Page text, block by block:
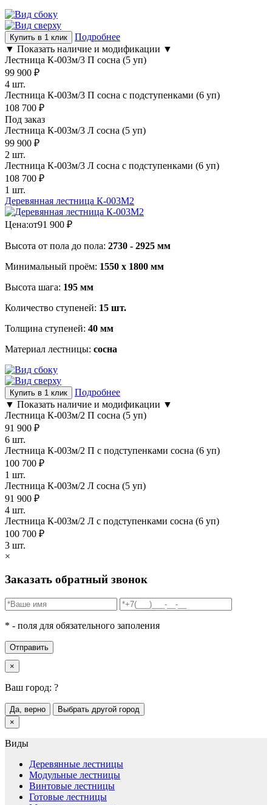
Купить в 1 клик
Подробнее
▼ Показать наличие и модификации ▼
Лестница К-003м/3 П сосна (5 уп)
99 900 ₽
4 шт.
Лестница К-003м/3 П сосна с подступенками (6 уп)
108 700 ₽
Под заказ
Лестница К-003м/3 Л сосна (5 уп)
99 900 ₽
2 шт.
Лестница К-003м/3 Л сосна с подступенками (6 уп)
108 700 ₽
1 шт.
Деревянная лестница К-003М2
Цена:от91 900 ₽
Высота от пола до пола: 2730 - 2925 мм
Минимальный проём: 1550 х 1800 мм
Высота шага: 195 мм
Количество ступеней: 15 шт.
Толщина ступеней: 40 мм
Материал лестницы: сосна
Купить в 1 клик
Подробнее
▼ Показать наличие и модификации ▼
Лестница К-003м/2 П сосна (5 уп)
91 900 ₽
6 шт.
Лестница К-003м/2 П с подступенками сосна (6 уп)
100 700 ₽
1 шт.
Лестница К-003м/2 Л сосна (5 уп)
91 900 ₽
4 шт.
Лестница К-003м/2 Л с подступенками сосна (6 уп)
100 700 ₽
3 шт.
×
Заказать обратный звонок
* - поля для обязательного заполения
Отправить
×
Ваш город: ?
Да, верно
Выбрать другой город
×
Виды
Деревянные лестницы
Модульные лестницы
Винтовые лестницы
Готовые лестницы